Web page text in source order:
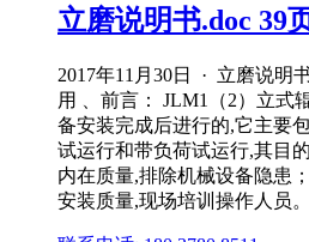
立磨说明书.doc 39
2017年11月30日 · 立磨说明
用 、前言： JLM1（2）立式
备安装完成后进行的,它主要
试运行和带负荷试运行,其目
内在质量,排除机械设备隐患
安装质量,现场培训操作人员。